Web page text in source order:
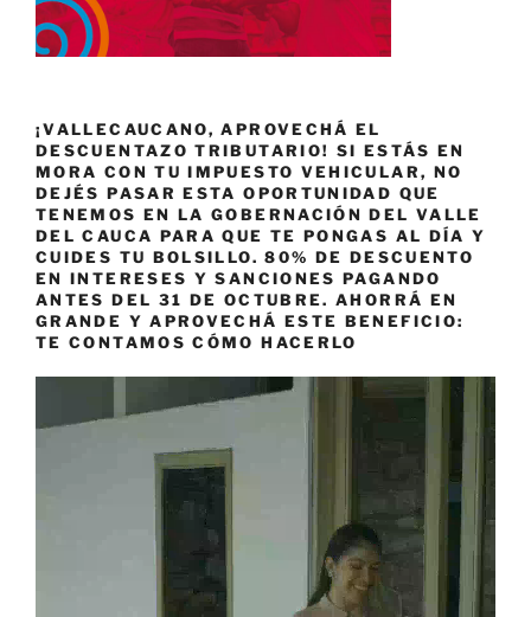
¡VALLECAUCANO, APROVECHÁ EL
DESCUENTAZO TRIBUTARIO! SI ESTÁS EN
MORA CON TU IMPUESTO VEHICULAR, NO
DEJÉS PASAR ESTA OPORTUNIDAD QUE
TENEMOS EN LA GOBERNACIÓN DEL VALLE
DEL CAUCA PARA QUE TE PONGAS AL DÍA Y
CUIDES TU BOLSILLO. 80% DE DESCUENTO
EN INTERESES Y SANCIONES PAGANDO
ANTES DEL 31 DE OCTUBRE. AHORRÁ EN
GRANDE Y APROVECHÁ ESTE BENEFICIO:
TE CONTAMOS CÓMO HACERLO